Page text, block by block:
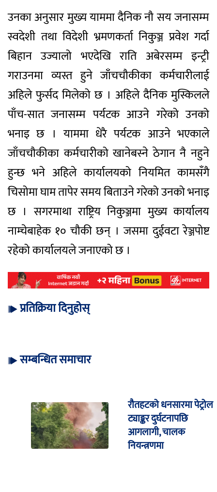
उनका अनुसार मुख्य याममा दैनिक नौ सय जनासम्म
स्वदेशी तथा विदेशी भ्रमणकर्ता निकुञ्ज प्रवेश गर्दा
बिहान उज्यालो भएदेखि राति अबेरसम्म इन्ट्री
गराउनमा व्यस्त हुने जाँचचौकीका कर्मचारीलाई
अहिले फुर्सद मिलेको छ । अहिले दैनिक मुस्किलले
पाँच-सात जनासम्म पर्यटक आउने गरेको उनको
भनाइ छ । याममा धेरै पर्यटक आउने भएकाले
जाँचचौकीका कर्मचारीको खानेबस्ने ठेगान नै नहुने
हुन्छ भने अहिले कार्यालयको नियमित कामसँगै
चिसोमा घाम तापेर समय बिताउने गरेको उनको भनाइ
छ । सगरमाथा राष्ट्रिय निकुञ्जमा मुख्य कार्यालय
नाम्चेबाहेक १० चौकी छन् । जसमा दुईवटा रेञ्जपोष्ट
रहेको कार्यालयले जनाएको छ ।
प्रतिक्रिया दिनुहोस्
सम्बन्धित समाचार
रौतहटको धनसारमा पेट्रोल
ट्याङ्कर दुर्घटनापछि
आगलागी, चालक
नियन्त्रणमा